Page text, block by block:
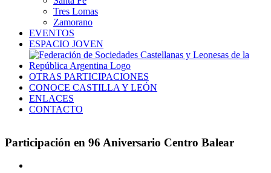
Tres Lomas
Zamorano
EVENTOS
ESPACIO JOVEN
OTRAS PARTICIPACIONES
CONOCE CASTILLA Y LEÓN
ENLACES
CONTACTO
Participación en 96 Aniversario Centro Balear